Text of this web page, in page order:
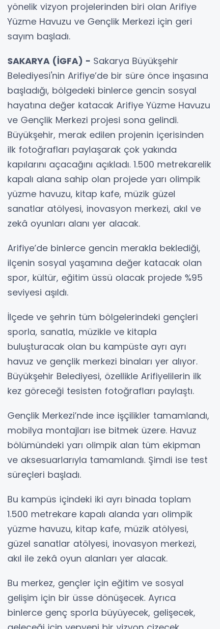
yönelik vizyon projelerinden biri olan Arifiye
Yüzme Havuzu ve Gençlik Merkezi için geri
sayım başladı.
SAKARYA (İGFA) - Sakarya Büyükşehir
Belediyesi'nin Arifiye’de bir süre önce inşasına
başladığı, bölgedeki binlerce gencin sosyal
hayatına değer katacak Arifiye Yüzme Havuzu
ve Gençlik Merkezi projesi sona gelindi.
Büyükşehir, merak edilen projenin içerisinden
ilk fotoğrafları paylaşarak çok yakında
kapılarını açacağını açıkladı. 1.500 metrekarelik
kapalı alana sahip olan projede yarı olimpik
yüzme havuzu, kitap kafe, müzik güzel
sanatlar atölyesi, inovasyon merkezi, akıl ve
zekâ oyunları alanı yer alacak.
Arifiye’de binlerce gencin merakla beklediği,
ilçenin sosyal yaşamına değer katacak olan
spor, kültür, eğitim üssü olacak projede %95
seviyesi aşıldı.
İlçede ve şehrin tüm bölgelerindeki gençleri
sporla, sanatla, müzikle ve kitapla
buluşturacak olan bu kampüste ayrı ayrı
havuz ve gençlik merkezi binaları yer alıyor.
Büyükşehir Belediyesi, özellikle Arifiyelilerin ilk
kez göreceği tesisten fotoğrafları paylaştı.
Gençlik Merkezi’nde ince işçilikler tamamlandı,
mobilya montajları ise bitmek üzere. Havuz
bölümündeki yarı olimpik alan tüm ekipman
ve aksesuarlarıyla tamamlandı. Şimdi ise test
süreçleri başladı.
Bu kampüs içindeki iki ayrı binada toplam
1.500 metrekare kapalı alanda yarı olimpik
yüzme havuzu, kitap kafe, müzik atölyesi,
güzel sanatlar atölyesi, inovasyon merkezi,
akıl ile zekâ oyun alanları yer alacak.
Bu merkez, gençler için eğitim ve sosyal
gelişim için bir üsse dönüşecek. Ayrıca
binlerce genç sporla büyüyecek, gelişecek,